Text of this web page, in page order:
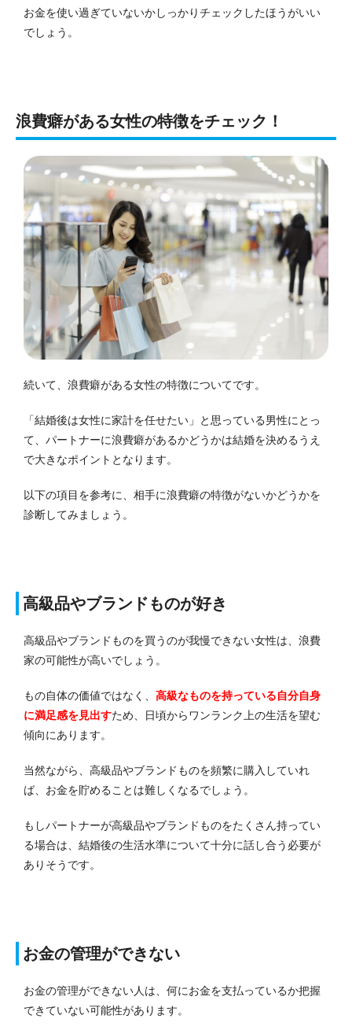
お金を使い過ぎていないかしっかりチェックしたほうがいい
でしょう。
浪費癖がある女性の特徴をチェック！
続いて、浪費癖がある女性の特徴についてです。
「結婚後は女性に家計を任せたい」と思っている男性にとっ
て、パートナーに浪費癖があるかどうかは結婚を決めるうえ
で大きなポイントとなります。
以下の項目を参考に、相手に浪費癖の特徴がないかどうかを
診断してみましょう。
高級品やブランドものが好き
高級品やブランドものを買うのが我慢できない女性は、浪費
家の可能性が高いでしょう。
もの自体の価値ではなく、 高級なものを持っている自分自身
に満足感を見出すため、日頃からワンランク上の生活を望む
傾向にあります。
当然ながら、高級品やブランドものを頻繁に購入していれ
ば、お金を貯めることは難しくなるでしょう。
もしパートナーが高級品やブランドものをたくさん持ってい
る場合は、結婚後の生活水準について十分に話し合う必要が
ありそうです。
お金の管理ができない
お金の管理ができない人は、何にお金を支払っているか把握
できていない可能性があります。